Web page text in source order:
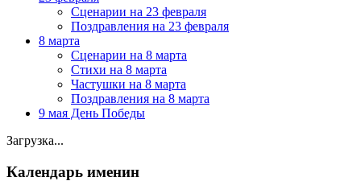
Сценарии на 23 февраля
Поздравления на 23 февраля
8 марта
Сценарии на 8 марта
Стихи на 8 марта
Частушки на 8 марта
Поздравления на 8 марта
9 мая День Победы
Загрузка...
Календарь именин